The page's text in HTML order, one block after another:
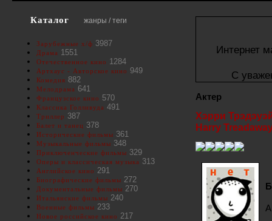
Интернет
С
Актер
Хэрри
Harry
Каталог жанры / теги
Зарубежные х/ф 3987
Драма 1551
Отечественное кино 1284
Артхаус - Авторское кино 949
Комедия 882
Мелодрама 641
Французское кино 570
Классика Голливуда 491
Триллер 387
Балет и танец 378
Исторические фильмы 361
Музыкальные фильмы 348
Приключенческие фильмы 329
Оперы и классическая музыка 313
Английское кино 291
Биографические фильмы 272
Документальные фильмы 270
Итальянские фильмы 240
Военные фильмы 233
Новое российское кино 217